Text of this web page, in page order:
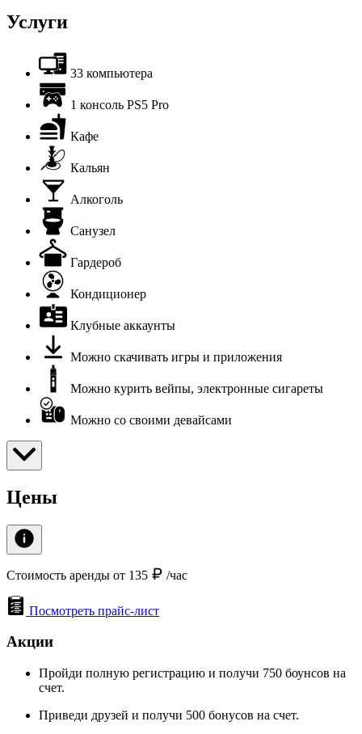
Услуги
33 компьютера
1 консоль PS5 Pro
Кафе
Кальян
Алкоголь
Санузел
Гардероб
Кондиционер
Клубные аккаунты
Можно скачивать игры и приложения
Можно курить вейпы, электронные сигареты
Можно со своими девайсами
Цены
Стоимость аренды от 135 /час
Посмотреть прайс-лист
Акции
Пройди полную регистрацию и получи 750 боунсов на
счет.
Приведи друзей и получи 500 бонусов на счет.